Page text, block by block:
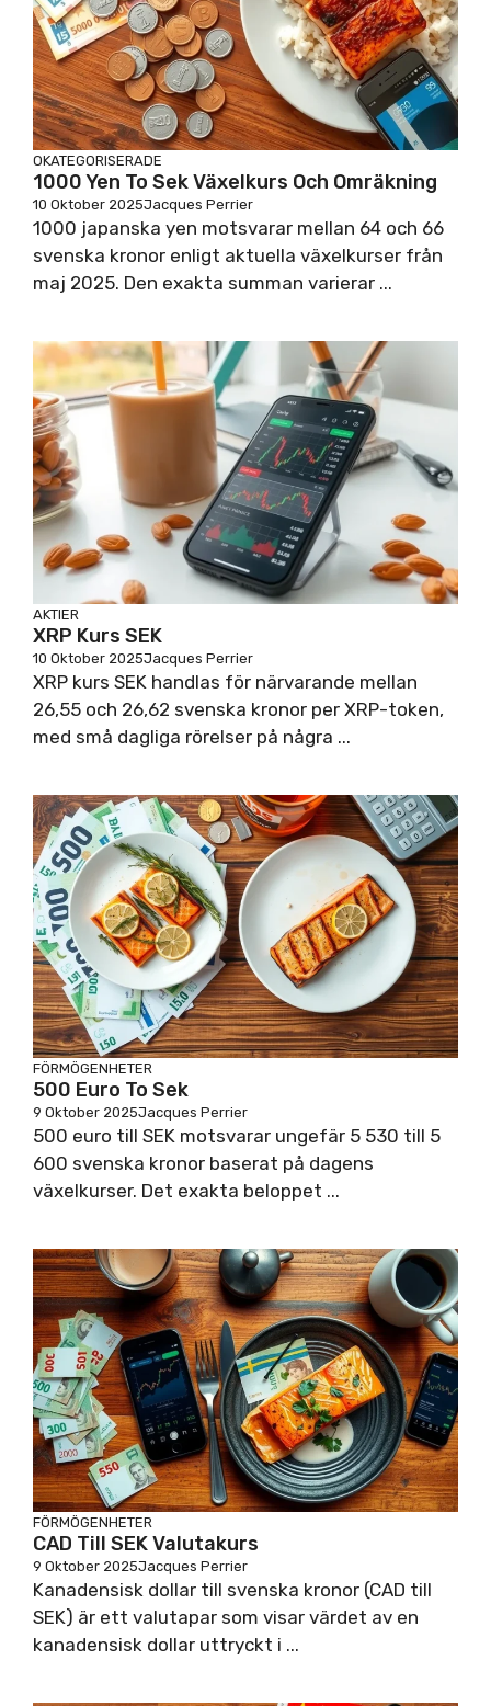
OKATEGORISERADE
1000 Yen To Sek Växelkurs Och Omräkning
10 Oktober 2025Jacques Perrier
1000 japanska yen motsvarar mellan 64 och 66
svenska kronor enligt aktuella växelkurser från
maj 2025. Den exakta summan varierar ...
AKTIER
XRP Kurs SEK
10 Oktober 2025Jacques Perrier
XRP kurs SEK handlas för närvarande mellan
26,55 och 26,62 svenska kronor per XRP-token,
med små dagliga rörelser på några ...
FÖRMÖGENHETER
500 Euro To Sek
9 Oktober 2025Jacques Perrier
500 euro till SEK motsvarar ungefär 5 530 till 5
600 svenska kronor baserat på dagens
växelkurser. Det exakta beloppet ...
FÖRMÖGENHETER
CAD Till SEK Valutakurs
9 Oktober 2025Jacques Perrier
Kanadensisk dollar till svenska kronor (CAD till
SEK) är ett valutapar som visar värdet av en
kanadensisk dollar uttryckt i ...